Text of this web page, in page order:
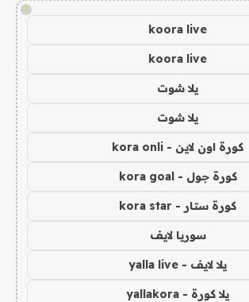
!
koora live
koora live
يلا شوت
يلا شوت
كورة اون لاين - kora onli
كورة جول - kora goal
كورة ستار - kora star
سوريا لايف
يلا لايف - yalla live
يلا كورة - yallakora